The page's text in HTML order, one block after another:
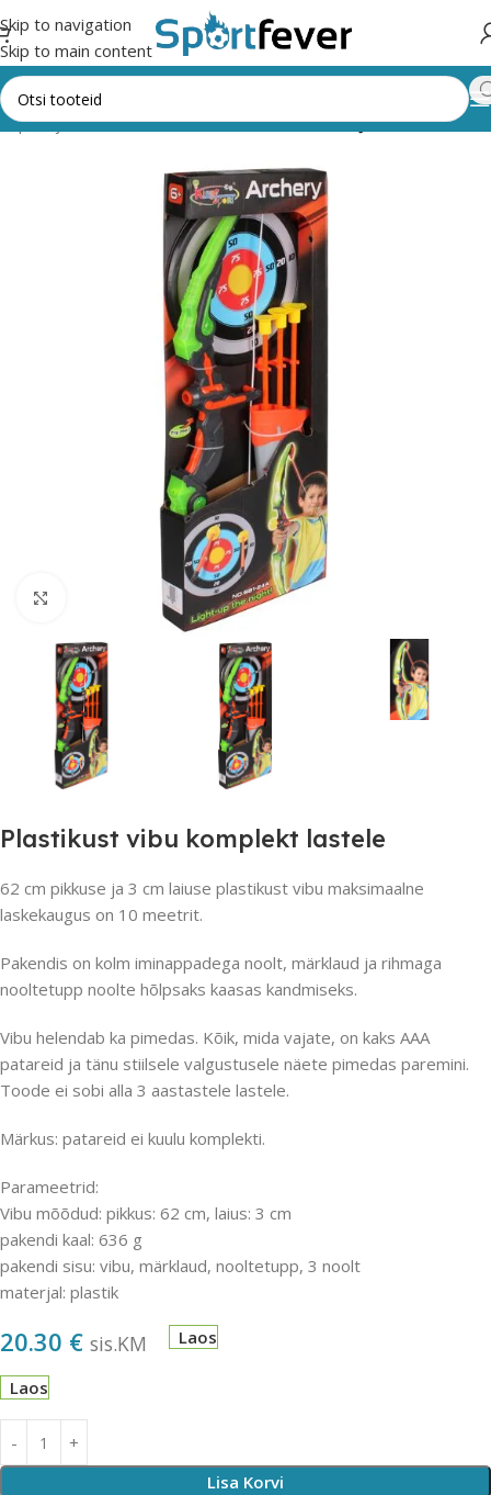
Skip to navigation
Skip to main content
ja rakulkad VIBUD, AMMUD, RAKULKAD JA PUHKPÜSSID
Suurendamiseks klõpsake
Plastikust vibu komplekt lastele
62 cm pikkuse ja 3 cm laiuse plastikust vibu maksimaalne
laskekaugus on 10 meetrit.
Pakendis on kolm iminappadega noolt, märklaud ja rihmaga
nooltetupp noolte hõlpsaks kaasas kandmiseks.
Vibu helendab ka pimedas. Kõik, mida vajate, on kaks AAA
patareid ja tänu stiilsele valgustusele näete pimedas paremini.
Toode ei sobi alla 3 aastastele lastele.
Märkus: patareid ei kuulu komplekti.
Parameetrid:
Vibu mõõdud: pikkus: 62 cm, laius: 3 cm
pakendi kaal: 636 g
pakendi sisu: vibu, märklaud, nooltetupp, 3 noolt
materjal: plastik
20.30 € sis.KM Laos
Laos
Lisa Korvi